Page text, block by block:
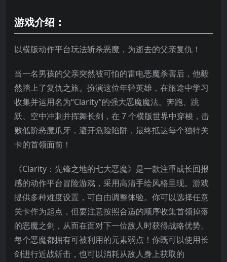
游戏介绍：
以横版动作平台玩法斩杀恶魔，为逝去的父亲复仇！
当一名男孩的父亲突然被可怕的雷电恶魔杀害后，他毅
然踏上了复仇之旅。扮演这位年轻英雄，在旅途中学习
收集并运用名为“Clarity”的强大恶魔魔法。奔跑、跳
跃、空中冲刺并挥舞长剑，在 7 个横版世界中穿梭，击
败低阶恶魔爪牙，避开危险陷阱，最终抵达每个独特关
卡的首领面前！
《Clarity：先锋之地的七大恶魔》是一款注重成长回报
感的动作平台冒险游戏，采用高清手绘风格呈现。游戏
提供多种难度设置，可自由调整体验。你可以选择任意
关卡作为起点，但要注意按照合适的顺序收集首领掉落
的恶魔之剑，从而在面对下一位敌人时获得战略优势。
每个恶魔都拥有可被利用的元素弱点！你既可以使用长
剑进行近战斩击，也可以消耗从敌人身上获取的